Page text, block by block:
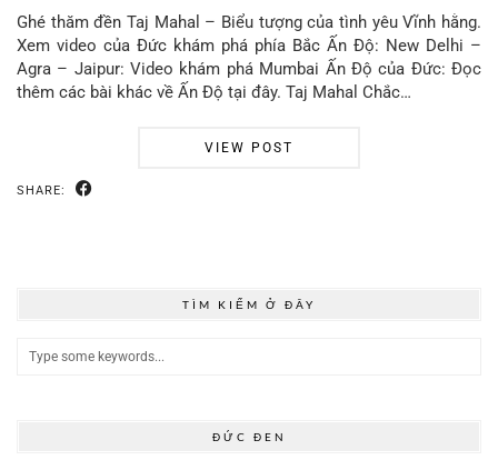
Ghé thăm đền Taj Mahal – Biểu tượng của tình yêu Vĩnh hằng.
Xem video của Đức khám phá phía Bắc Ấn Độ: New Delhi –
Agra – Jaipur: Video khám phá Mumbai Ấn Độ của Đức: Đọc
thêm các bài khác về Ấn Độ tại đây. Taj Mahal Chắc…
VIEW POST
SHARE:
TÌM KIẾM Ở ĐÂY
ĐỨC ĐEN